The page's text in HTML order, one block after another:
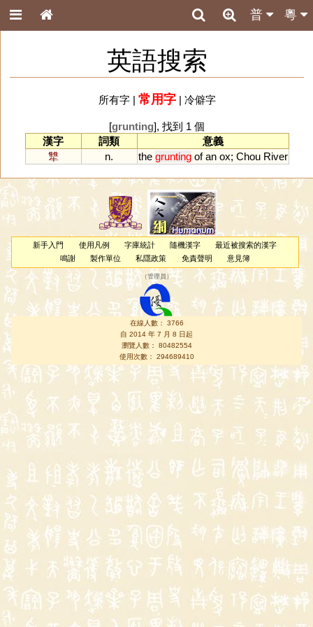
粵
普
英語搜索
所有字| 常用字| 冷僻字
[grunting], 找到 1 個
漢字
詞類
意義
犨
n. the grunting of an ox; Chou River
新手入門 使用凡例 字庫統計 隨機漢字
最近被搜索的漢字
鳴謝
製作單位 私隱政策 免責聲明 意見簿
（管理員 ）
在線人數： 3766
自 2014 年 7 月 8 日起
瀏覽人數： 80482554
使用次數： 294689410